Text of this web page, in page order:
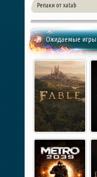
Репаки от xatab
Ожидаемые игры